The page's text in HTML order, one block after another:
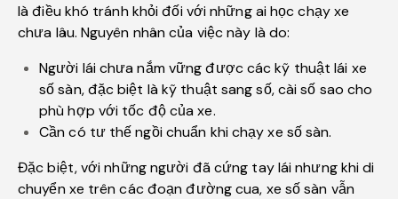
là điều khó tránh khỏi đối với những ai học chạy xe
chưa lâu. Nguyên nhân của việc này là do:
Người lái chưa nắm vững được các kỹ thuật lái xe
số sàn, đặc biệt là kỹ thuật sang số, cài số sao cho
phù hợp với tốc độ của xe.
Cần có tư thế ngồi chuẩn khi chạy xe số sàn.
Đặc biệt, với những người đã cứng tay lái nhưng khi di
chuyển xe trên các đoạn đường cua, xe số sàn vẫn